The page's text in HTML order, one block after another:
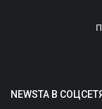
NEWSTA В